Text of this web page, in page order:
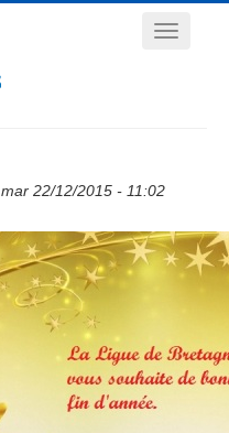
mar 22/12/2015 - 11:02